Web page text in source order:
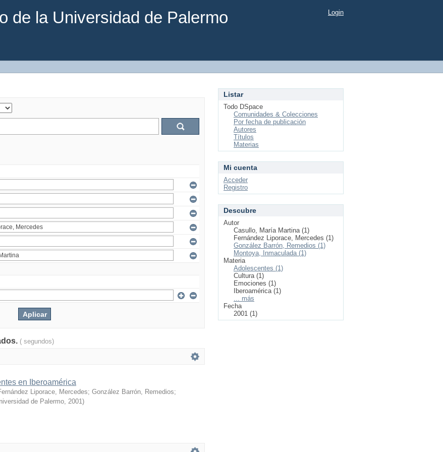
de la Universidad de Palermo Login
( segundos)
en Iberoamérica
Liporace, Mercedes; González Barrón, Remedios;
de Palermo, 2001)
Listar
Todo DSpace
Comunidades & Colecciones
Por fecha de publicación
Autores
Títulos
Materias
Mi cuenta
Acceder
Registro
Descubre
Autor
Casullo, María Martina (1)
Fernández Liporace, Mercedes (1)
González Barrón, Remedios (1)
Montoya, Inmaculada (1)
Materia
Adolescentes (1)
Cultura (1)
Emociones (1)
Iberoamérica (1)
... más
Fecha
2001 (1)